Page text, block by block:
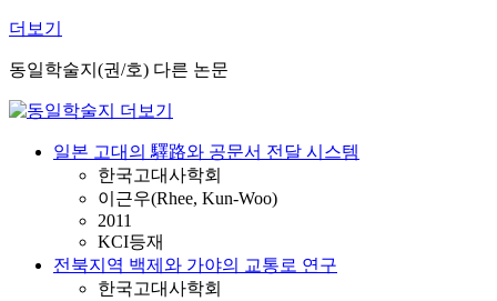
더보기
동일학술지(권/호) 다른 논문
일본 고대의 驛路와 공문서 전달 시스템
한국고대사학회
이근우(Rhee, Kun-Woo)
2011
KCI등재
전북지역 백제와 가야의 교통로 연구
한국고대사학회